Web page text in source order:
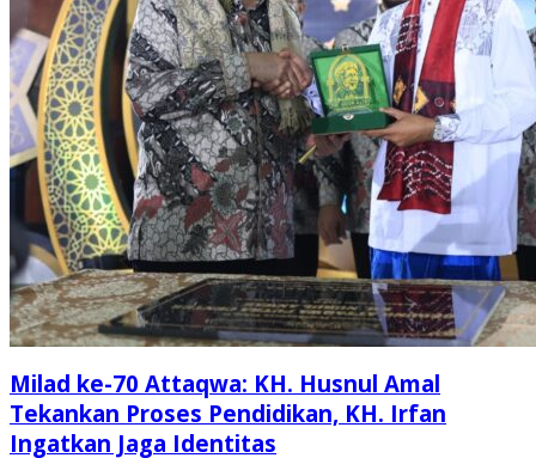
Milad ke-70 Attaqwa: KH. Husnul Amal
Tekankan Proses Pendidikan, KH. Irfan
Ingatkan Jaga Identitas